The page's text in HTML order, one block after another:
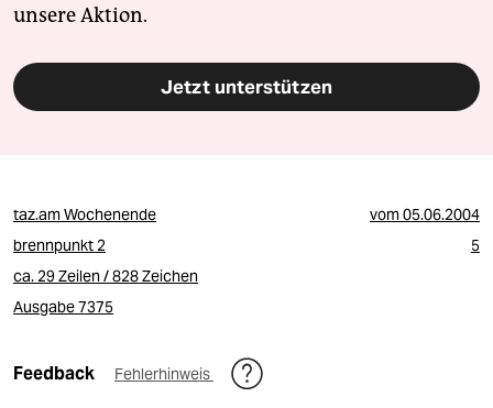
unsere Aktion.
Jetzt unterstützen
taz.am Wochenende vom05.06.2004
brennpunkt 2
5
ca. 29 Zeilen / 828 Zeichen
Ausgabe 7375
Feedback Fehlerhinweis